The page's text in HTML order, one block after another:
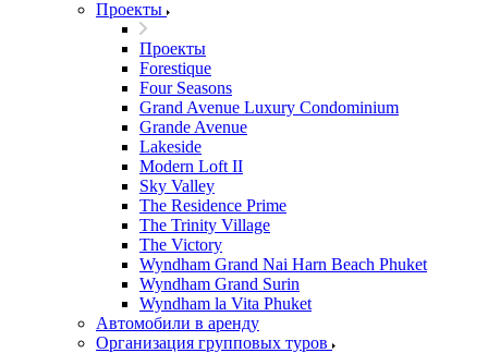
Проекты
Проекты
Forestique
Four Seasons
Grand Avenue Luxury Condominium
Grande Avenue
Lakeside
Modern Loft II
Sky Valley
The Residence Prime
The Trinity Village
The Victory
Wyndham Grand Nai Harn Beach Phuket
Wyndham Grand Surin
Wyndham la Vita Phuket
Автомобили в аренду
Организация групповых туров